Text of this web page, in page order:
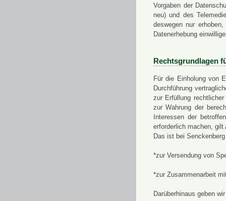
Vorgaben der
neu) und des
deswegen nur
Datenerhebung
Rechtsgrundlagen
Für die Einholung von
Durchführung
zur Erfüllung
zur Wahrung der
Interessen der
erforderlich machen,
Das ist bei
*zur Versendung von
*zur Zusammenarbeit
Darüberhinaus geben